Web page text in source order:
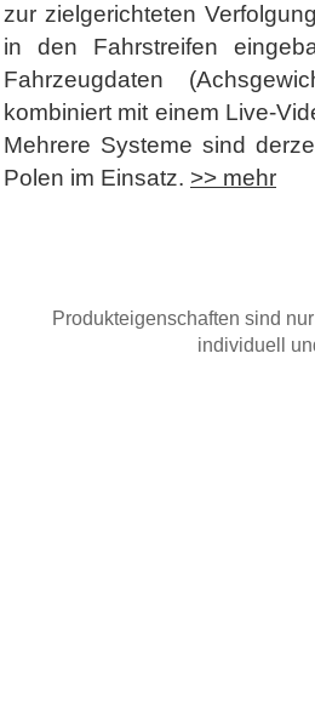
zur zielgerichteten
in den Fahrstreifen
Fahrzeugdaten
kombiniert mit einem Live-
Mehrere Systeme sind
Polen im Einsatz. >> mehr
Produkteigenschaften sind
individuell